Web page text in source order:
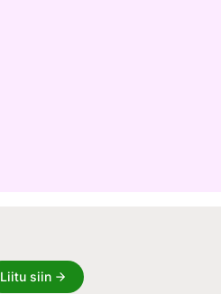
Liitu siin